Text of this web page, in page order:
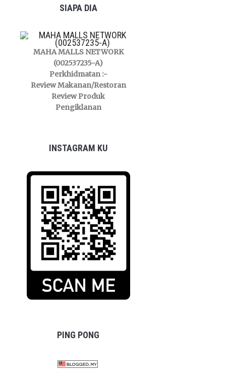
SIAPA DIA
MAHA MALLS NETWORK
(002537235-A)
Perkhidmatan :-
Review Makanan/Restoran
Review Produk
Pengiklanan
INSTAGRAM KU
PING PONG